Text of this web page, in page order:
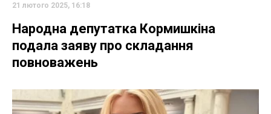
21 лютого 2025, 16:18
Народна депутатка Кормишкіна
подала заяву про складання
повноважень